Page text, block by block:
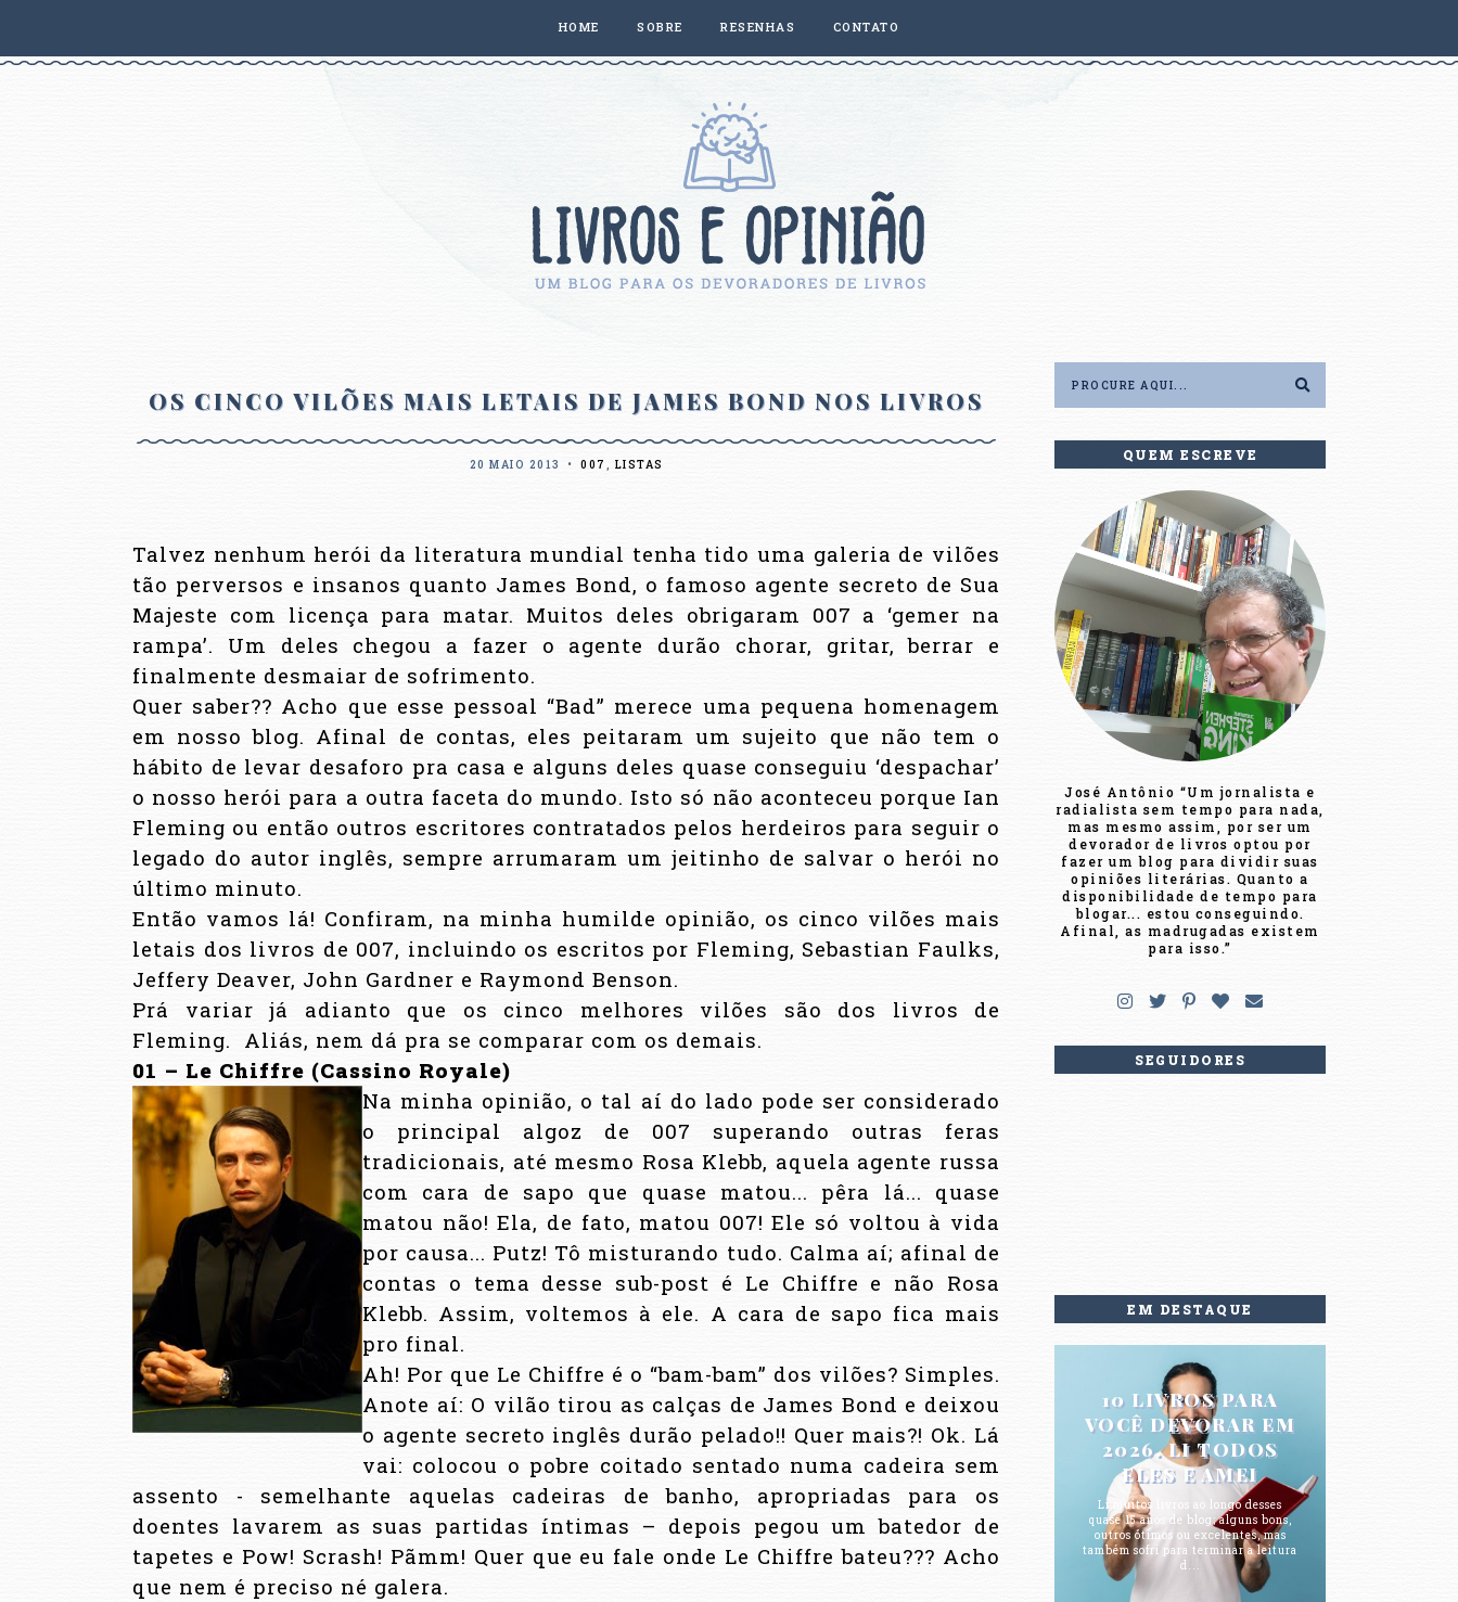
HOME SOBRE RESENHAS CONTATO
OS CINCO VILÕES MAIS LETAIS DE JAMES BOND NOS LIVROS
20 MAIO 2013 • 007 , LISTAS
Talvez nenhum herói da literatura mundial tenha tido uma galeria de vilões
tão perversos e insanos quanto James Bond, o famoso agente secreto de Sua
Majeste com licença para matar. Muitos deles obrigaram 007 a ‘gemer na
rampa’. Um deles chegou a fazer o agente durão chorar, gritar, berrar e
finalmente desmaiar de sofrimento.
Quer saber?? Acho que esse pessoal “Bad” merece uma pequena homenagem
em nosso blog. Afinal de contas, eles peitaram um sujeito que não tem o
hábito de levar desaforo pra casa e alguns deles quase conseguiu ‘despachar’
o nosso herói para a outra faceta do mundo. Isto só não aconteceu porque Ian
Fleming ou então outros escritores contratados pelos herdeiros para seguir o
legado do autor inglês, sempre arrumaram um jeitinho de salvar o herói no
último minuto.
Então vamos lá! Confiram, na minha humilde opinião, os cinco vilões mais
letais dos livros de 007, incluindo os escritos por Fleming, Sebastian Faulks,
Jeffery Deaver, John Gardner e Raymond Benson.
Prá variar já adianto que os cinco melhores vilões são dos livros de
Fleming. Aliás, nem dá pra se comparar com os demais.
01 – Le Chiffre (Cassino Royale)
Na minha opinião, o tal aí do lado pode ser considerado
o principal algoz de 007 superando outras feras
tradicionais, até mesmo Rosa Klebb, aquela agente russa
com cara de sapo que quase matou... pêra lá... quase
matou não! Ela, de fato, matou 007! Ele só voltou à vida
por causa... Putz! Tô misturando tudo. Calma aí; afinal de
contas o tema desse sub-post é Le Chiffre e não Rosa
Klebb. Assim, voltemos à ele. A cara de sapo fica mais
pro final.
Ah! Por que Le Chiffre é o “bam-bam” dos vilões? Simples.
Anote aí: O vilão tirou as calças de James Bond e deixou
o agente secreto inglês durão pelado!! Quer mais?! Ok. Lá
vai: colocou o pobre coitado sentado numa cadeira sem
assento - semelhante aquelas cadeiras de banho, apropriadas para os
doentes lavarem as suas partidas íntimas – depois pegou um batedor de
tapetes e Pow! Scrash! Pãmm! Quer que eu fale onde Le Chiffre bateu??? Acho
que nem é preciso né galera.
QUEM ESCREVE
José Antônio “Um jornalista e
radialista sem tempo para nada,
mas mesmo assim, por ser um
devorador de livros optou por
fazer um blog para dividir suas
opiniões literárias. Quanto a
disponibilidade de tempo para
blogar... estou conseguindo.
Afinal, as madrugadas existem
para isso.”
SEGUIDORES
EM DESTAQUE
10 LIVROS PARA
VOCÊ DEVORAR EM
2026. LI TODOS
ELES E AMEI
Li muitos livros ao longo desses
quase 15 anos de blog; alguns bons,
outros ótimos ou excelentes, mas
também sofri para terminar a leitura
d...